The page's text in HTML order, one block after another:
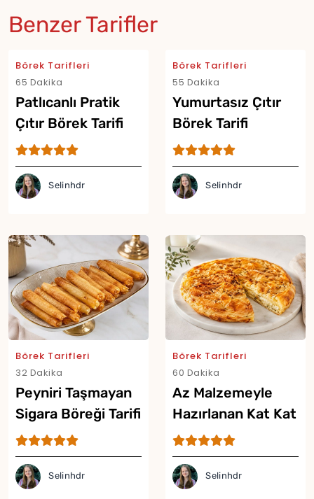
Benzer Tarifler
Börek Tarifleri
65 Dakika
Patlıcanlı Pratik
Çıtır Börek Tarifi
Selinhdr
Börek Tarifleri
55 Dakika
Yumurtasız Çıtır
Börek Tarifi
Selinhdr
Börek Tarifleri
32 Dakika
Peyniri Taşmayan
Sigara Böreği Tarifi
Selinhdr
Börek Tarifleri
60 Dakika
Az Malzemeyle
Hazırlanan Kat Kat
Börek Tarifi
Selinhdr